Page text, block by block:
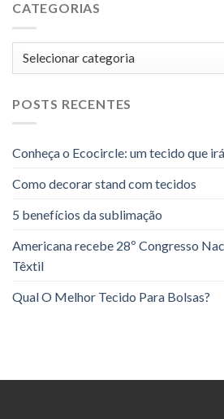
CATEGORIAS
Categorias
POSTS RECENTES
Conheça o Ecocircle: um tecido que
Como decorar stand com tecidos
5 benefícios da sublimação
Americana recebe 28º Congresso
Têxtil
Qual O Melhor Tecido Para Bolsas?